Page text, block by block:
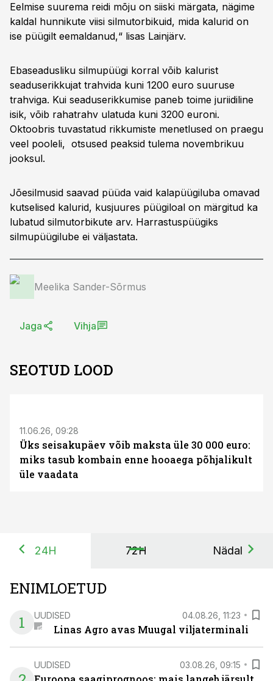
Eelmise suurema reidi mõju on siiski märgata, nägime
kaldal hunnikute viisi silmutorbikuid, mida kalurid on
ise püügilt eemaldanud,“ lisas Lainjärv.
Ebaseadusliku silmupüügi korral võib kalurist
seaduserikkujat trahvida kuni 1200 euro suuruse
trahviga. Kui seaduserikkumise paneb toime juriidiline
isik, võib rahatrahv ulatuda kuni 3200 euroni.
Oktoobris tuvastatud rikkumiste menetlused on praegu
veel pooleli, otsused peaksid tulema novembrikuu
jooksul.
Jõesilmusid saavad püüda vaid kalapüügiluba omavad
kutselised kalurid, kusjuures püügiloal on märgitud ka
lubatud silmutorbikute arv. Harrastuspüügiks
silmupüügilube ei väljastata.
Meelika Sander-Sõrmus
Jaga Vihja
SEOTUD LOOD
11.06.26, 09:28
Üks seisakupäev võib maksta üle 30 000 euro:
miks tasub kombain enne hooaega põhjalikult
üle vaadata
24H 72H Nädal
ENIMLOETUD
1
UUDISED 04.08.26, 11:23
Linas Agro avas Muugal viljaterminali
UUDISED 03.08.26, 09:15